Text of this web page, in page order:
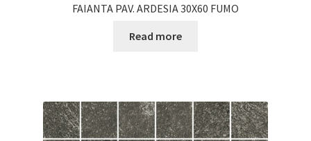
FAIANTA PAV. ARDESIA 30X60 FUMO
Read more